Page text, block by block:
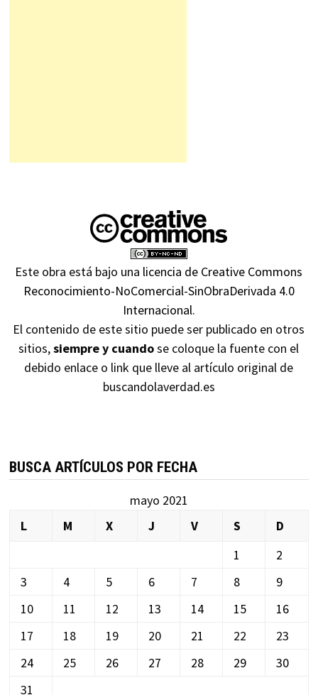
Este obra está bajo una licencia de Creative Commons
Reconocimiento-NoComercial-SinObraDerivada 4.0
Internacional.
El contenido de este sitio puede ser publicado en otros
sitios,siempre y cuandose coloque la fuente con el
debido enlace o link que lleve al artículo original de
buscandolaverdad.es
BUSCA ARTÍCULOS POR FECHA
mayo 2021
L
M X J V S
D
1
2
3
4 5 6 7 8
9
10
11 12 13 14 15
16
17
18 19 20 21 22
23
24
25 26 27 28 29
30
31